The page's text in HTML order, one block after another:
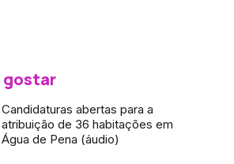
gostar
Candidaturas abertas para a
atribuição de 36 habitações em
Água de Pena (áudio)